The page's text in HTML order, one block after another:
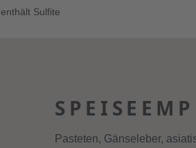
enthält Sulfite
Pasteten, Gänseleber,